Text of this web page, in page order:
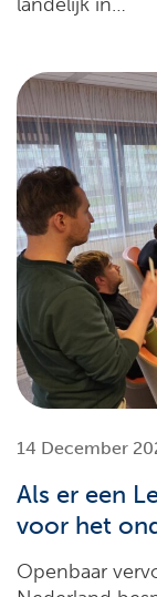
14 December
Als er een
voor het
vervoer?
Openbaar